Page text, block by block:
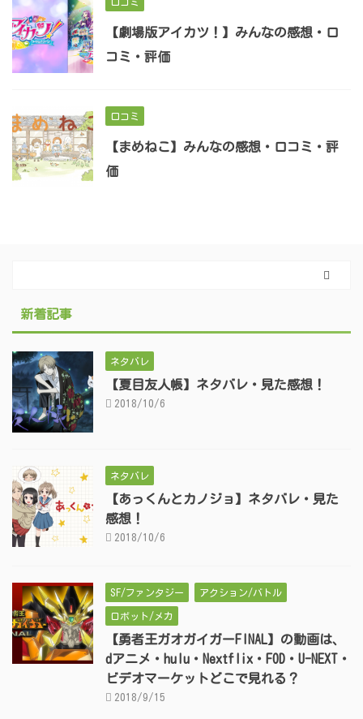
【劇場版アイカツ！】みんなの感想・口
コミ・評価
口コミ
【まめねこ】みんなの感想・口コミ・評
価
新着記事
ネタバレ
【夏目友人帳】ネタバレ・見た感想！
2018/10/6
ネタバレ
【あっくんとカノジョ】ネタバレ・見た
感想！
2018/10/6
SF/ファンタジー アクション/バトル
ロボット/メカ
【勇者王ガオガイガーFINAL】の動画は、
dアニメ・hulu・Nextflix・FOD・U-NEXT・
ビデオマーケットどこで見れる？
2018/9/15